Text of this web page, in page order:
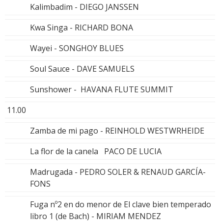
Kalimbadim - DIEGO JANSSEN
Kwa Singa - RICHARD BONA
Wayei - SONGHOY BLUES
Soul Sauce - DAVE SAMUELS
Sunshower - HAVANA FLUTE SUMMIT
11.00
Zamba de mi pago - REINHOLD WESTWRHEIDE
La flor de la canela PACO DE LUCIA
Madrugada - PEDRO SOLER & RENAUD GARCÍA-
FONS
Fuga nº2 en do menor de El clave bien temperado
libro 1 (de Bach) - MIRIAM MENDEZ